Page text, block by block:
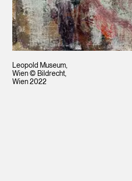
Leopold Museum,
Wien © Bildrecht,
Wien 2022